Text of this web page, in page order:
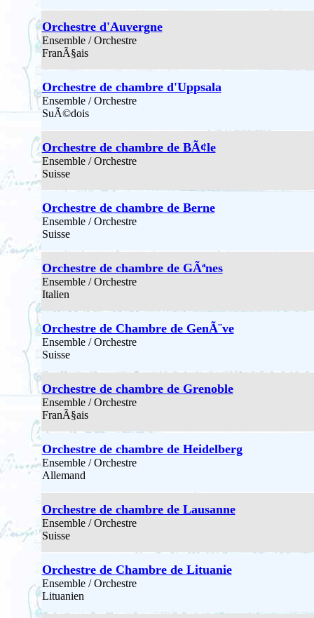
Orchestre d'Auvergne
Ensemble / Orchestre
FranÃ§ais
Orchestre de chambre d'Uppsala
Ensemble / Orchestre
SuÃ©dois
Orchestre de chambre de BÃ¢le
Ensemble / Orchestre
Suisse
Orchestre de chambre de Berne
Ensemble / Orchestre
Suisse
Orchestre de chambre de GÃªnes
Ensemble / Orchestre
Italien
Orchestre de Chambre de GenÃ¨ve
Ensemble / Orchestre
Suisse
Orchestre de chambre de Grenoble
Ensemble / Orchestre
FranÃ§ais
Orchestre de chambre de Heidelberg
Ensemble / Orchestre
Allemand
Orchestre de chambre de Lausanne
Ensemble / Orchestre
Suisse
Orchestre de Chambre de Lituanie
Ensemble / Orchestre
Lituanien